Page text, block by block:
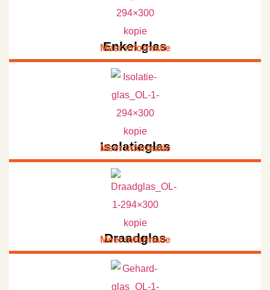
Enkel glas
Meer informatie
Isolatieglas
Meer informatie
Draadglas
Meer informatie